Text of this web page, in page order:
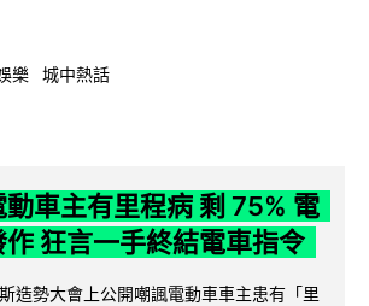
樂 城中熱話
車主有里程病 剩 75% 電
狂言一手終結電車指令
造勢大會上公開嘲諷電動車車主患有「里